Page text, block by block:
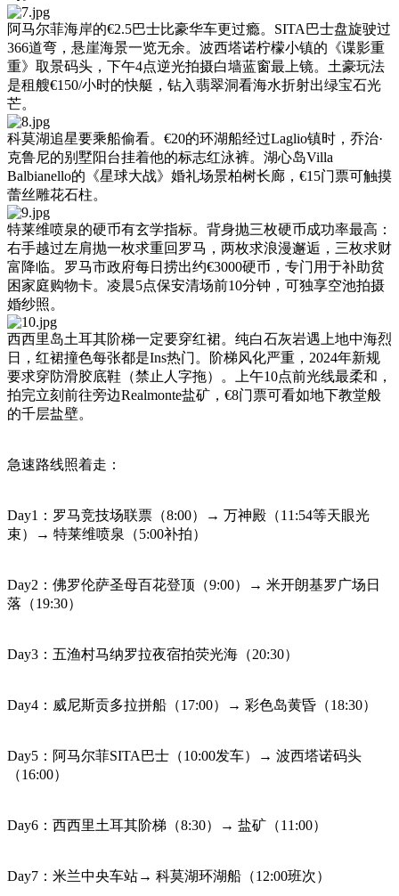
阿马尔菲海岸的€2.5巴士比豪华车更过瘾。SITA巴士盘旋驶过
366道弯，悬崖海景一览无余。波西塔诺柠檬小镇的《谍影重
重》取景码头，下午4点逆光拍摄白墙蓝窗最上镜。土豪玩法
是租艘€150/小时的快艇，钻入翡翠洞看海水折射出绿宝石光
芒。
科莫湖追星要乘船偷看。€20的环湖船经过Laglio镇时，乔治·
克鲁尼的别墅阳台挂着他的标志红泳裤。湖心岛Villa
Balbianello的《星球大战》婚礼场景柏树长廊，€15门票可触摸
蕾丝雕花石柱。
特莱维喷泉的硬币有玄学指标。背身抛三枚硬币成功率最高：
右手越过左肩抛一枚求重回罗马，两枚求浪漫邂逅，三枚求财
富降临。罗马市政府每日捞出约€3000硬币，专门用于补助贫
困家庭购物卡。凌晨5点保安清场前10分钟，可独享空池拍摄
婚纱照。
西西里岛土耳其阶梯一定要穿红裙。纯白石灰岩遇上地中海烈
日，红裙撞色每张都是Ins热门。阶梯风化严重，2024年新规
要求穿防滑胶底鞋（禁止人字拖）。上午10点前光线最柔和，
拍完立刻前往旁边Realmonte盐矿，€8门票可看如地下教堂般
的千层盐壁。
急速路线照着走：
Day1：罗马竞技场联票（8:00）→ 万神殿（11:54等天眼光
束）→ 特莱维喷泉（5:00补拍）
Day2：佛罗伦萨圣母百花登顶（9:00）→ 米开朗基罗广场日
落（19:30）
Day3：五渔村马纳罗拉夜宿拍荧光海（20:30）
Day4：威尼斯贡多拉拼船（17:00）→ 彩色岛黄昏（18:30）
Day5：阿马尔菲SITA巴士（10:00发车）→ 波西塔诺码头
（16:00）
Day6：西西里土耳其阶梯（8:30）→ 盐矿（11:00）
Day7：米兰中央车站→ 科莫湖环湖船（12:00班次）